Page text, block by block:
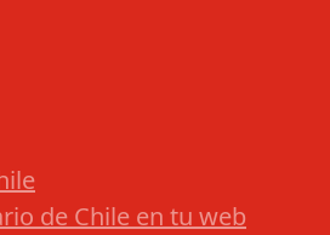
de Chile en tu web